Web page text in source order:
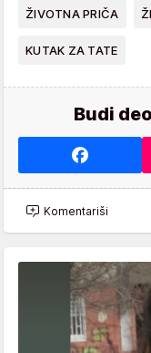
ŽIVOTNA PRIČA
KUTAK ZA TATE
Budi
Komentariši